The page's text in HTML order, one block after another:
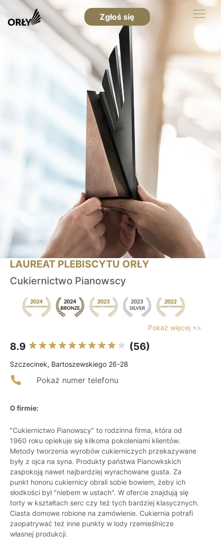
Zgłoś się
LAUREAT PLEBISCYTU ORŁY
Cukiernictwo Pianowscy
Pokaż więcej >>
8.9 (56)
Szczecinek, Bartoszewskiego 26-28
Pokaż numer telefonu
O firmie:
"Cukiernictwo Pianowscy" to rodzinna firma, która od
1960 roku opiekuje się kilkoma pokoleniami klientów.
Metody tworzenia wyrobów cukierniczych przekazywane
były z ojca na syna. Produkty państwa Pianowkskich
zaspokoją nawet najbardziej wyrachowane gusta. Za
punkt honoru cukiernicy obrali sobie bowiem, żeby ich
słodkości był "niebem w ustach". W ofercie znajdują się
torty w kształtach serc czy też tych bardziej klasycznych.
Ciasta domowe robione na zamówienie. Cukiernia potrafi
zaopatrywać też inne punkty w lody rzemieślnicze
własnej produkcji.